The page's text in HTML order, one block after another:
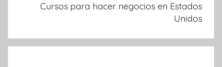
Cursos para hacer negocios en Estados
Unidos